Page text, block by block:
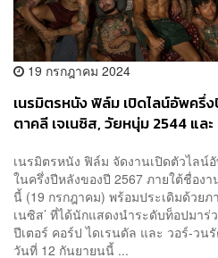
19 กรกฎาคม 2024
เนรมิตรหนัง ฟิล์ม เปิดไลน์อัพครึ่
ตาคลี เจเนซิส, วัยหนุ่ม 2544 แ
เนรมิตรหนัง ฟิล์ม จัดงานเปิดตัวไลน์
ในครึ่งปีหลังของปี 2567 ภายใต้ชื่องา
นี้ (19 กรกฎาคม) พร้อมประเดิมด้วยภ
เนซิส’ ที่ได้นักแสดงนำระดับท็อปมาร่
ปีเตอร์ คอร์ป ไดเรนดัล และ วอร์-วน
วันที่ 12 กันยายนนี้ ...